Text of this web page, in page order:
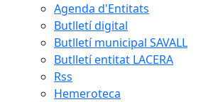
Agenda d'Entitats
Butlletí digital
Butlletí municipal SAVALL
Butlletí entitat LACERA
Rss
Hemeroteca